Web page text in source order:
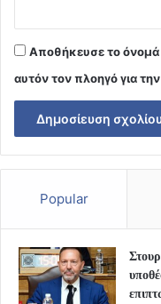
Αποθήκευσε το όνομά
αυτόν τον πλοηγό για
Popular